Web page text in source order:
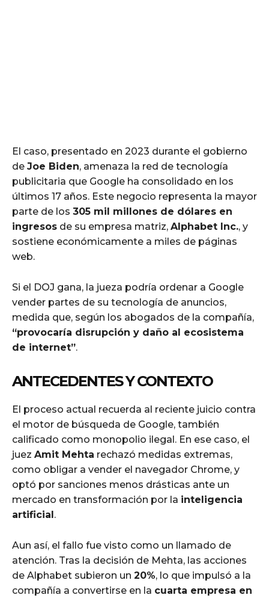
El caso, presentado en 2023 durante el gobierno
de Joe Biden, amenaza la red de tecnología
publicitaria que Google ha consolidado en los
últimos 17 años. Este negocio representa la mayor
parte de los 305 mil millones de dólares en
ingresos de su empresa matriz, Alphabet Inc., y
sostiene económicamente a miles de páginas
web.
Si el DOJ gana, la jueza podría ordenar a Google
vender partes de su tecnología de anuncios,
medida que, según los abogados de la compañía,
“provocaría disrupción y daño al ecosistema
de internet”.
ANTECEDENTES Y CONTEXTO
El proceso actual recuerda al reciente juicio contra
el motor de búsqueda de Google, también
calificado como monopolio ilegal. En ese caso, el
juez Amit Mehta rechazó medidas extremas,
como obligar a vender el navegador Chrome, y
optó por sanciones menos drásticas ante un
mercado en transformación por la inteligencia
artificial.
Aun así, el fallo fue visto como un llamado de
atención. Tras la decisión de Mehta, las acciones
de Alphabet subieron un 20%, lo que impulsó a la
compañía a convertirse en la cuarta empresa en